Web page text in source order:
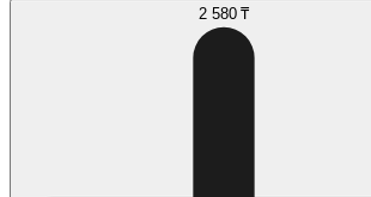
2 580 ₸